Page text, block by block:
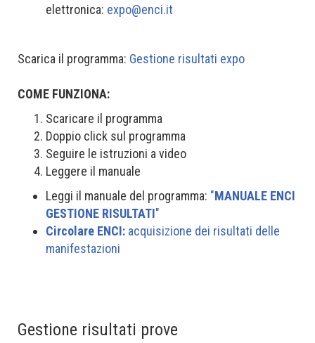
elettronica: expo@enci.it
Scarica il programma: Gestione risultati expo
COME FUNZIONA:
Scaricare il programma
Doppio click sul programma
Seguire le istruzioni a video
Leggere il manuale
Leggi il manuale del programma: "MANUALE ENCI
GESTIONE RISULTATI"
Circolare ENCI: acquisizione dei risultati delle
manifestazioni
Gestione risultati prove